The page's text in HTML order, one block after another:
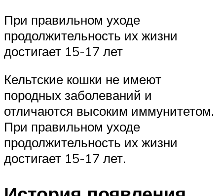
При правильном уходе
продолжительность их жизни
достигает 15-17 лет
Кельтские кошки не имеют
породных заболеваний и
отличаются высоким иммунитетом.
При правильном уходе
продолжительность их жизни
достигает 15-17 лет.